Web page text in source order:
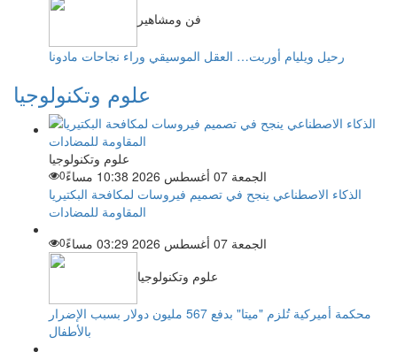
فن ومشاهير
رحيل ويليام أوربت… العقل الموسيقي وراء نجاحات مادونا
علوم وتكنولوجيا
علوم وتكنولوجيا
الجمعة 07 أغسطس 2026 10:38 مساءً
0
الذكاء الاصطناعي ينجح في تصميم فيروسات لمكافحة البكتيريا
المقاومة للمضادات
الجمعة 07 أغسطس 2026 03:29 مساءً
0
علوم وتكنولوجيا
محكمة أميركية تُلزم "ميتا" بدفع 567 مليون دولار بسبب الإضرار
بالأطفال